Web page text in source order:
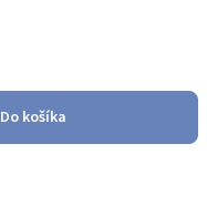
Do košíka